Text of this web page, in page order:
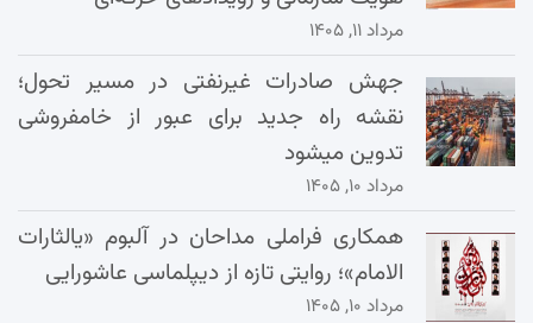
مرداد ۱۱, ۱۴۰۵
جهش صادرات غیرنفتی در مسیر تحول؛
نقشه راه جدید برای عبور از خامفروشی
تدوین میشود
مرداد ۱۰, ۱۴۰۵
همکاری فراملی مداحان در آلبوم «یالثارات
الامام»؛ روایتی تازه از دیپلماسی عاشورایی
مرداد ۱۰, ۱۴۰۵